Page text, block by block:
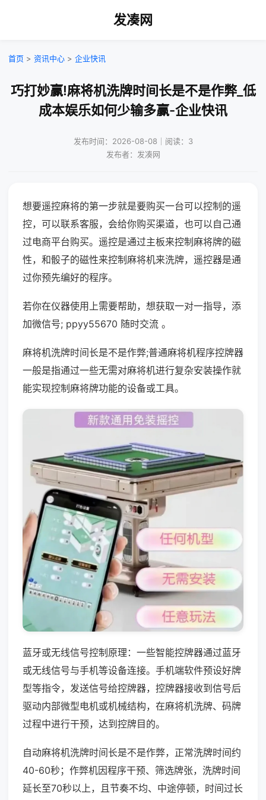
发凑网
首页 > 资讯中心 > 企业快讯
巧打妙赢!麻将机洗牌时间长是不是作弊_低
成本娱乐如何少输多赢-企业快讯
发布时间：2026-08-08｜阅读：3
发布者：发凑网
想要遥控麻将的第一步就是要购买一台可以控制的遥
控，可以联系客服，会给你购买渠道，也可以自己通
过电商平台购买。遥控是通过主板来控制麻将牌的磁
性，和骰子的磁性来控制麻将机来洗牌，遥控器是通
过你预先编好的程序。
若你在仪器使用上需要帮助，想获取一对一指导，添
加微信号; ppyy55670 随时交流 。
麻将机洗牌时间长是不是作弊;普通麻将机程序控牌器
一般是指通过一些无需对麻将机进行复杂安装操作就
能实现控制麻将牌功能的设备或工具。
蓝牙或无线信号控制原理：一些智能控牌器通过蓝牙
或无线信号与手机等设备连接。手机端软件预设好牌
型等指令，发送信号给控牌器，控牌器接收到信号后
驱动内部微型电机或机械结构，在麻将机洗牌、码牌
过程中进行干预，达到控牌目的。
自动麻将机洗牌时间长是不是作弊，正常洗牌时间约
40-60秒；作弊机因程序干预、筛选牌张，洗牌时间
延长至70秒以上，且节奏不均、中途停顿，时间过长